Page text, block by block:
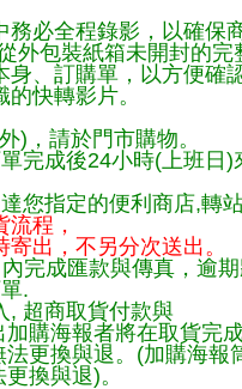
必全程錄影，以確保
包裝紙箱未開封的完
、訂購單，以方便確認
快轉影片。
)，請於門市購物。
完成後24小時(上班
您指定的便利商店,轉
程，
出，不另分次送出。
完成匯款與傳真，逾
.
, 超商取貨付款與
購海報者將在取貨完
更換與退。(加購海
換與退)。